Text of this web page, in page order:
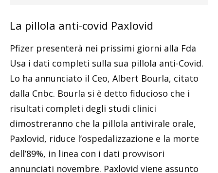
La pillola anti-covid Paxlovid
Pfizer presenterà nei prissimi giorni alla Fda
Usa i dati completi sulla sua pillola anti-Covid.
Lo ha annunciato il Ceo, Albert Bourla, citato
dalla Cnbc. Bourla si è detto fiducioso che i
risultati completi degli studi clinici
dimostreranno che la pillola antivirale orale,
Paxlovid, riduce l’ospedalizzazione e la morte
dell’89%, in linea con i dati provvisori
annunciati novembre. Paxlovid viene assunto